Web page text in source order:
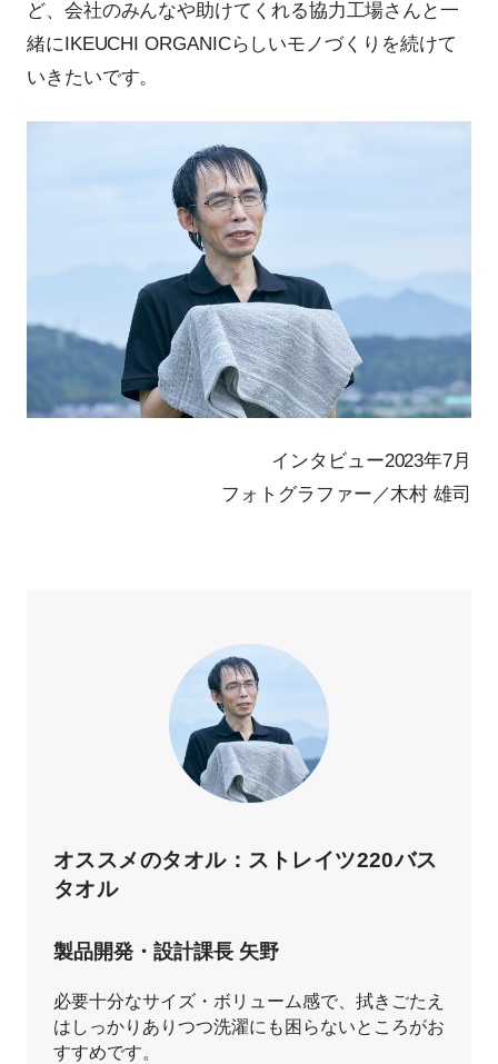
ど、会社のみんなや助けてくれる協力工場さんと一
緒にIKEUCHI ORGANICらしいモノづくりを続けて
いきたいです。
インタビュー2023年7月
フォトグラファー／木村 雄司
オススメのタオル：ストレイツ220バス
タオル
製品開発・設計課長 矢野
必要十分なサイズ・ボリューム感で、拭きごたえ
はしっかりありつつ洗濯にも困らないところがお
すすめです。